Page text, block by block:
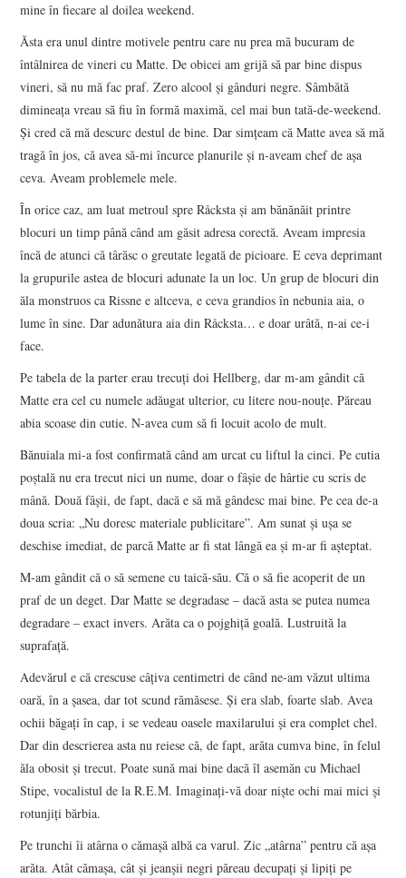
mine în fiecare al doilea weekend.
Ăsta era unul dintre motivele pentru care nu prea mă bucuram de
întâlnirea de vineri cu Matte. De obicei am grijă să par bine dispus
vineri, să nu mă fac praf. Zero alcool şi gânduri negre. Sâmbătă
dimineaţa vreau să fiu în formă maximă, cel mai bun tată-de-weekend.
Şi cred că mă descurc destul de bine. Dar simţeam că Matte avea să mă
tragă în jos, că avea să-mi încurce planurile şi n-aveam chef de aşa
ceva. Aveam problemele mele.
În orice caz, am luat metroul spre Råcksta şi am bănănăit printre
blocuri un timp până când am găsit adresa corectă. Aveam impresia
încă de atunci că târăsc o greutate legată de picioare. E ceva deprimant
la grupurile astea de blocuri adunate la un loc. Un grup de blocuri din
ăla monstruos ca Rissne e altceva, e ceva grandios în nebunia aia, o
lume în sine. Dar adunătura aia din Råcksta… e doar urâtă, n-ai ce-i
face.
Pe tabela de la parter erau trecuţi doi Hellberg, dar m-am gândit că
Matte era cel cu numele adăugat ulterior, cu litere nou-nouţe. Păreau
abia scoase din cutie. N-avea cum să fi locuit acolo de mult.
Bănuiala mi-a fost confirmată când am urcat cu liftul la cinci. Pe cutia
poştală nu era trecut nici un nume, doar o fâşie de hârtie cu scris de
mână. Două fâşii, de fapt, dacă e să mă gândesc mai bine. Pe cea de-a
doua scria: „Nu doresc materiale publicitare”. Am sunat şi uşa se
deschise imediat, de parcă Matte ar fi stat lângă ea şi m-ar fi aşteptat.
M-am gândit că o să semene cu taică-său. Că o să fie acoperit de un
praf de un deget. Dar Matte se degradase – dacă asta se putea numea
degradare – exact invers. Arăta ca o pojghiţă goală. Lustruită la
suprafaţă.
Adevărul e că crescuse câţiva centimetri de când ne-am văzut ultima
oară, în a şasea, dar tot scund rămăsese. Şi era slab, foarte slab. Avea
ochii băgaţi în cap, i se vedeau oasele maxilarului şi era complet chel.
Dar din descrierea asta nu reiese că, de fapt, arăta cumva bine, în felul
ăla obosit şi trecut. Poate sună mai bine dacă îl asemăn cu Michael
Stipe, vocalistul de la R.E.M. Imaginaţi-vă doar nişte ochi mai mici şi
rotunjiţi bărbia.
Pe trunchi îi atârna o cămaşă albă ca varul. Zic „atârna” pentru că aşa
arăta. Atât cămaşa, cât şi jeanşii negri păreau decupaţi şi lipiţi pe